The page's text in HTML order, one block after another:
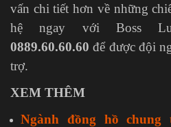
vấn chi tiết hơn về những
hệ ngay với Boss
0889.60.60.60 để được đội
trợ.
XEM THÊM
Ngành đồng hồ